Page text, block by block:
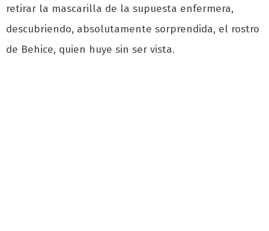
retirar la mascarilla de la supuesta enfermera,
descubriendo, absolutamente sorprendida, el rostro
de Behice, quien huye sin ser vista.